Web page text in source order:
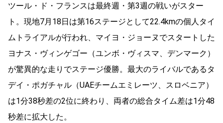
ツール・ド・フランスは最終週・第3週の戦いがスター
ト。現地7月18日は第16ステージとして22.4kmの個人タイ
ムトライアルが行われ、マイヨ・ジョーヌでスタートした
ヨナス・ヴィンゲゴー（ユンボ・ヴィスマ、デンマーク）
が驚異的な走りでステージ優勝。最大のライバルであるタ
デイ・ポガチャル（UAEチームエミレーツ、スロベニア）
は1分38秒差の2位に終わり、両者の総合タイム差は1分48
秒差に拡大した。